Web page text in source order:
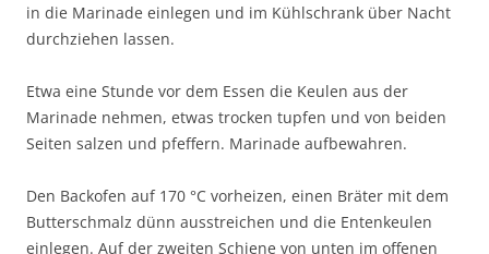
in die Marinade einlegen und im Kühlschrank über Nacht
durchziehen lassen.
Etwa eine Stunde vor dem Essen die Keulen aus der
Marinade nehmen, etwas trocken tupfen und von beiden
Seiten salzen und pfeffern. Marinade aufbewahren.
Den Backofen auf 170 °C vorheizen, einen Bräter mit dem
Butterschmalz dünn ausstreichen und die Entenkeulen
einlegen. Auf der zweiten Schiene von unten im offenen